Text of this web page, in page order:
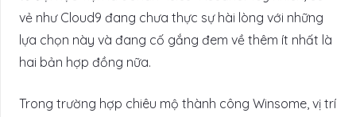
vẻ như Cloud9 đang chưa thực sự hài lòng với những
lựa chọn này và đang cố gắng đem về thêm ít nhất là
hai bản hợp đồng nữa.
Trong trường hợp chiêu mộ thành công Winsome, vị trí